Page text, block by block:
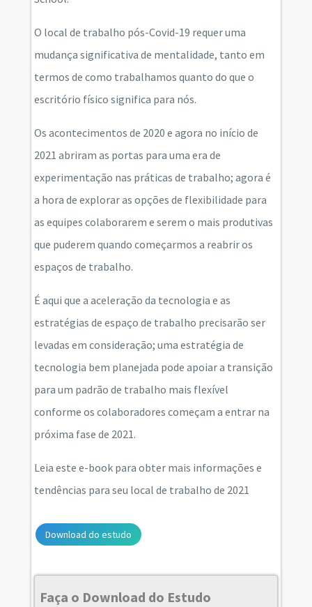
O local de trabalho pós-Covid-19 requer uma
mudança significativa de mentalidade, tanto em
termos de como trabalhamos quanto do que o
escritório físico significa para nós.
Os acontecimentos de 2020 e agora no início de
2021 abriram as portas para uma era de
experimentação nas práticas de trabalho; agora é
a hora de explorar as opções de flexibilidade para
as equipes colaborarem e serem o mais produtivas
que puderem quando começarmos a reabrir os
espaços de trabalho.
É aqui que a aceleração da tecnologia e as
estratégias de espaço de trabalho precisarão ser
levadas em consideração; uma estratégia de
tecnologia bem planejada pode apoiar a transição
para um padrão de trabalho mais flexível
conforme os colaboradores começam a entrar na
próxima fase de 2021.
Leia este e-book para obter mais informações e
tendências para seu local de trabalho de 2021
Download do estudo
Faça o Download do Estudo